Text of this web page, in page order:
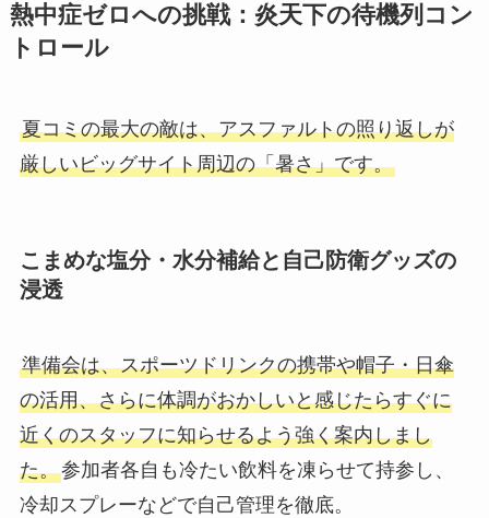
熱中症ゼロへの挑戦：炎天下の待機列コン
トロール
夏コミの最大の敵は、アスファルトの照り返しが
厳しいビッグサイト周辺の「暑さ」です。
こまめな塩分・水分補給と自己防衛グッズの
浸透
準備会は、スポーツドリンクの携帯や帽子・日傘
の活用、さらに体調がおかしいと感じたらすぐに
近くのスタッフに知らせるよう強く案内しまし
た。参加者各自も冷たい飲料を凍らせて持参し、
冷却スプレーなどで自己管理を徹底。